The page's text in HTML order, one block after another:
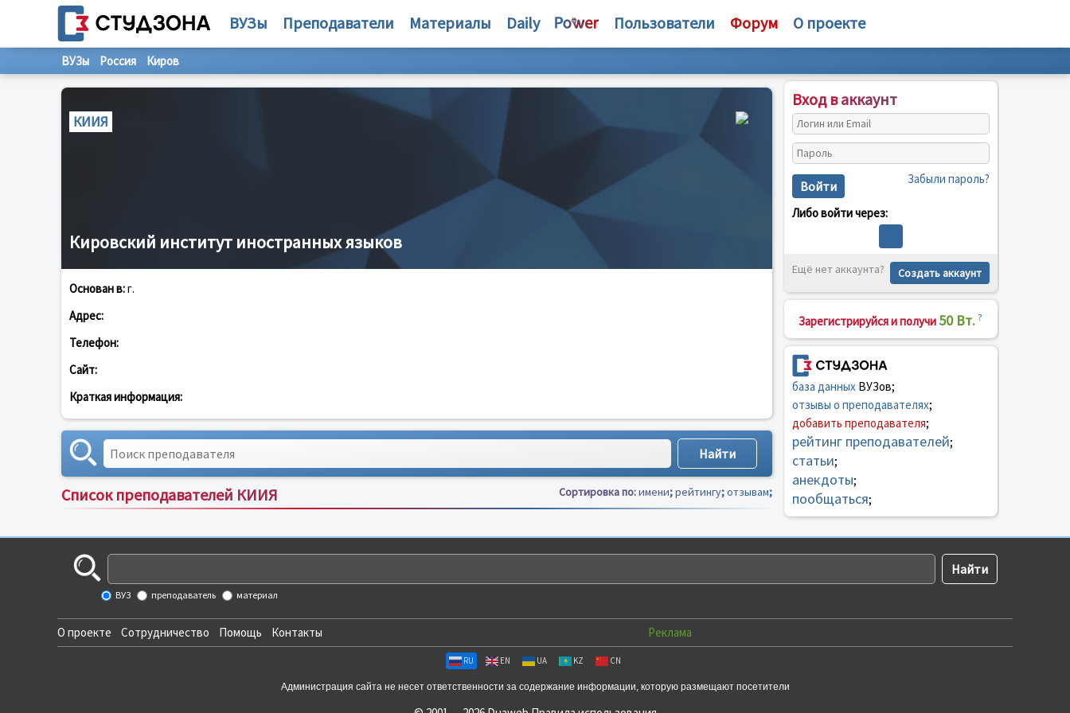
ВУЗы Преподаватели Материалы Daily Пользователи Форум О проекте
ВУЗы Россия Киров
КИИЯ
Кировский институт иностранных языков
Основан в:г.
Адрес:
Телефон:
Сайт:
Краткая информация:
Список преподавателей КИИЯ Сортировка по:имени;рейтингу;отзывам;
Вход в аккаунт
Войти Забыли пароль?
Либо войти через:
Ещё нет аккаунта? Создать аккаунт
Зарегистрируйся и получи 50 Вт. ?
база данныхВУЗов;
отзывы о преподавателях;
добавить преподавателя;
рейтинг преподавателей;
статьи;
анекдоты;
пообщаться;
ВУЗ преподаватель материал
О проекте Сотрудничество Помощь Контакты Реклама
RU EN UA KZ CN
Администрация сайта не несет ответственности за содержание информации, которую размещают посетители